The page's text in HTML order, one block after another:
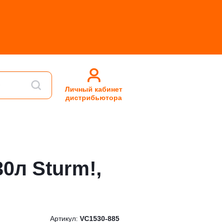
Личный кабинет
дистрибьютора
Sturm!,
Артикул: VC1530-885